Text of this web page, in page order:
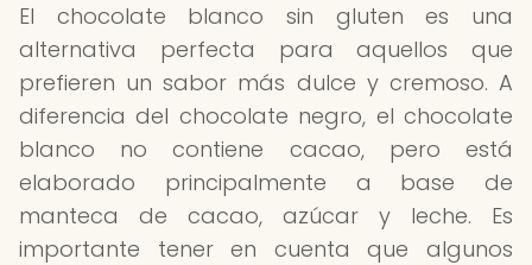
El chocolate blanco sin gluten es una
alternativa perfecta para aquellos que
prefieren un sabor más dulce y cremoso. A
diferencia del chocolate negro, el chocolate
blanco no contiene cacao, pero está
elaborado principalmente a base de
manteca de cacao, azúcar y leche. Es
importante tener en cuenta que algunos